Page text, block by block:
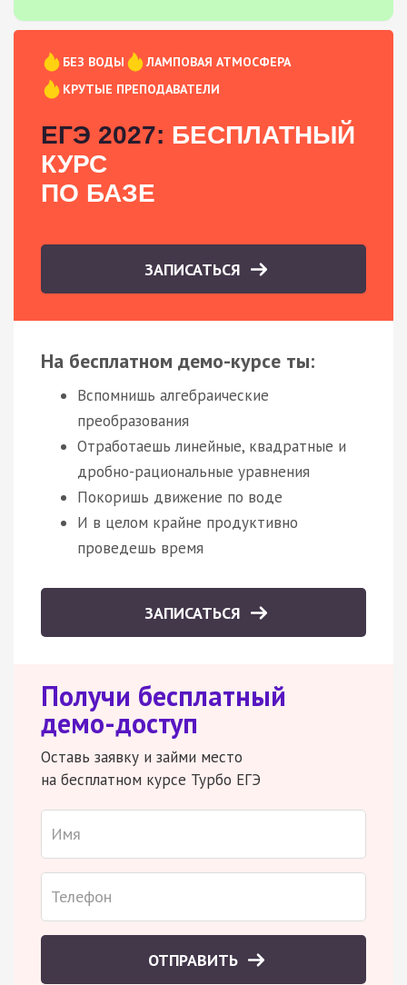
БЕЗ ВОДЫ
ЛАМПОВАЯ АТМОСФЕРА
КРУТЫЕ ПРЕПОДАВАТЕЛИ
ЕГЭ 2027: БЕСПЛАТНЫЙ
КУРС
ПО БАЗЕ
ЗАПИСАТЬСЯ
На бесплатном демо-курсе ты:
Вспомнишь алгебраические
преобразования
Отработаешь линейные, квадратные и
дробно-рациональные уравнения
Покоришь движение по воде
И в целом крайне продуктивно
проведешь время
ЗАПИСАТЬСЯ
Получи бесплатный
демо-доступ
Оставь заявку и займи место
на бесплатном курсе Турбо ЕГЭ
ОТПРАВИТЬ